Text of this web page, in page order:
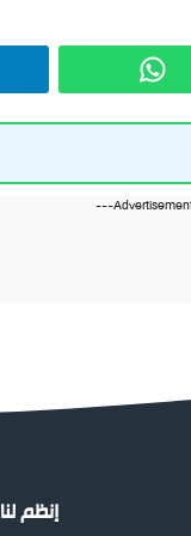
إنظم لنا